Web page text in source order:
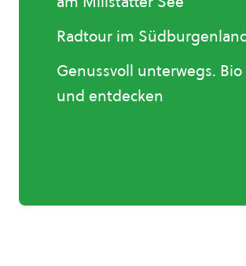
Radtour im
Genussvoll unterwegs.
und entdecken